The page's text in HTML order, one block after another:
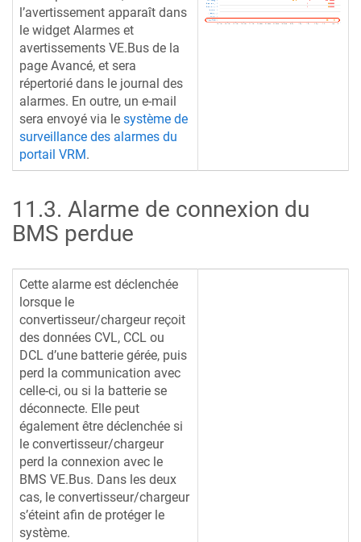
l’avertissement apparaît dans
le widget Alarmes et
avertissements VE.Bus de la
page Avancé, et sera
répertorié dans le journal des
alarmes. En outre, un e-mail
sera envoyé via le système de
surveillance des alarmes du
portail VRM.
11.3. Alarme de connexion du
BMS perdue
Cette alarme est déclenchée
lorsque le
convertisseur/chargeur reçoit
des données CVL, CCL ou
DCL d’une batterie gérée, puis
perd la communication avec
celle-ci, ou si la batterie se
déconnecte. Elle peut
également être déclenchée si
le convertisseur/chargeur
perd la connexion avec le
BMS VE.Bus. Dans les deux
cas, le convertisseur/chargeur
s’éteint afin de protéger le
système.